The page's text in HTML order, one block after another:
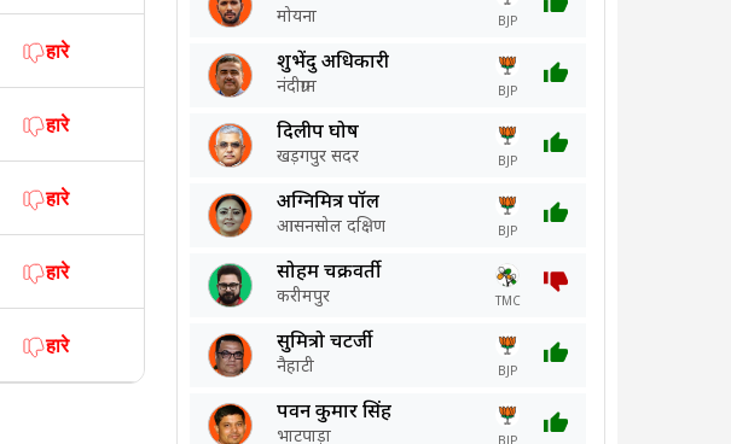
हारे
हारे
हारे
हारे
हारे